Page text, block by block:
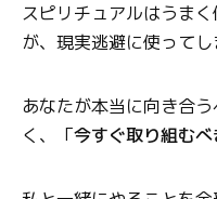
スピリチュアルはうま
が、現実逃避に使ってし
あなたが本当に向き合
く、「今すぐ取り組む